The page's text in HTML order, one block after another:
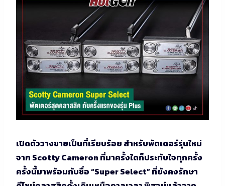
เปิดตัววางขายเป็นที่เรียบร้อย สำหรับพัตเตอร์รุ่นใหม่
จาก Scotty Cameron ที่มาครั้งใดก็ประทับใจทุกครั้ง
ครั้งนี้มาพร้อมกับชื่อ “Super Select” ที่ยังคงรักษา